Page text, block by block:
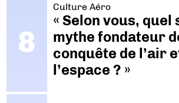
Culture Aéro
« Selon vous, quel
mythe fondateur
conquête de l’air
l’espace ? »